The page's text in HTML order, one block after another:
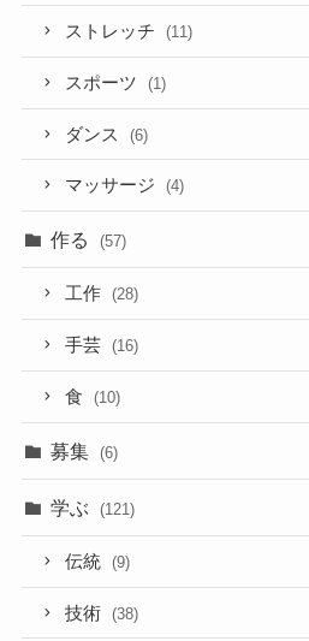
ストレッチ (11)
スポーツ (1)
ダンス (6)
マッサージ (4)
作る (57)
工作 (28)
手芸 (16)
食 (10)
募集 (6)
学ぶ (121)
伝統 (9)
技術 (38)